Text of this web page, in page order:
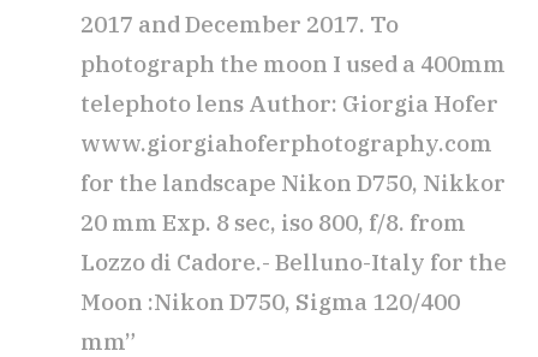
2017 and December 2017. To
photograph the moon I used a 400mm
telephoto lens Author: Giorgia Hofer
www.giorgiahoferphotography.com
for the landscape Nikon D750, Nikkor
20 mm Exp. 8 sec, iso 800, f/8. from
Lozzo di Cadore.- Belluno-Italy for the
Moon :Nikon D750, Sigma 120/400
mm”